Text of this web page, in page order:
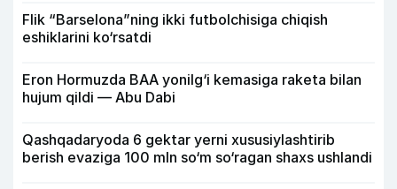
Flik “Barselona”ning ikki futbolchisiga chiqish
eshiklarini ko‘rsatdi
Eron Hormuzda BAA yonilg‘i kemasiga raketa bilan
hujum qildi — Abu Dabi
Qashqadaryoda 6 gektar yerni xususiylashtirib
berish evaziga 100 mln so‘m so‘ragan shaxs ushlandi